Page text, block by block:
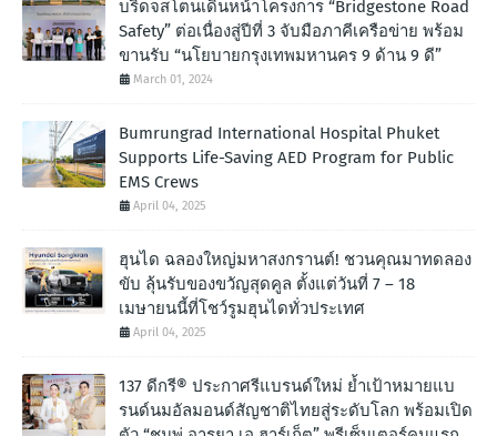
บริดจสโตนเดินหน้าโครงการ “Bridgestone Road
Safety” ต่อเนื่องสู่ปีที่ 3 จับมือภาคีเครือข่าย พร้อม
ขานรับ “นโยบายกรุงเทพมหานคร 9 ด้าน 9 ดี”
March 01, 2024
Bumrungrad International Hospital Phuket
Supports Life-Saving AED Program for Public
EMS Crews
April 04, 2025
ฮุนได ฉลองใหญ่มหาสงกรานต์! ชวนคุณมาทดลอง
ขับ ลุ้นรับของขวัญสุดคูล ตั้งแต่วันที่ 7 – 18
เมษายนนี้ที่โชว์รูมฮุนไดทั่วประเทศ
April 04, 2025
137 ดีกรี® ประกาศรีแบรนด์ใหม่ ย้ำเป้าหมายแบ
รนด์นมอัลมอนด์สัญชาติไทยสู่ระดับโลก พร้อมเปิด